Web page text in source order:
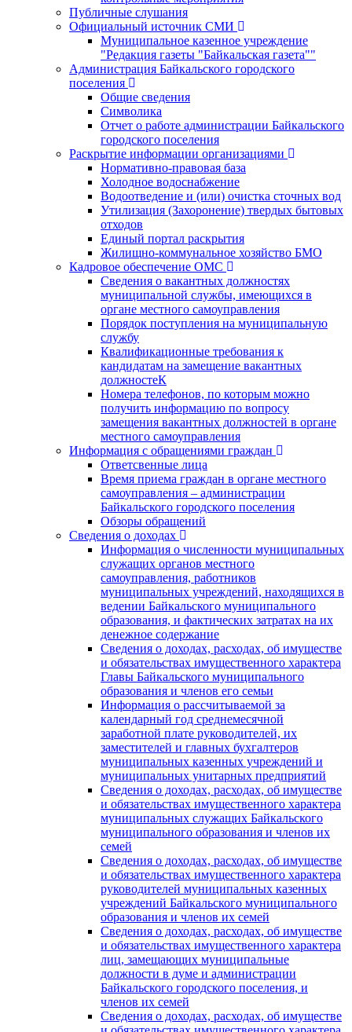
Публичные слушания
Официальный источник СМИ
Муниципальное казенное учреждение
"Редакция газеты "Байкальская газета""
Администрация Байкальского городского
поселения
Общие сведения
Символика
Отчет о работе администрации Байкальского
городского поселения
Раскрытие информации организациями
Нормативно-правовая база
Холодное водоснабжение
Водоотведение и (или) очистка сточных вод
Утилизация (Захоронение) твердых бытовых
отходов
Единый портал раскрытия
Жилищно-коммунальное хозяйство БМО
Кадровое обеспечение ОМС
Сведения о вакантных должностях
муниципальной службы, имеющихся в
органе местного самоуправления
Порядок поступления на муниципальную
службу
Квалификационные требования к
кандидатам на замещение вакантных
должностеК
Номера телефонов, по которым можно
получить информацию по вопросу
замещения вакантных должностей в органе
местного самоуправления
Информация с обращениями граждан
Ответсвенные лица
Время приема граждан в органе местного
самоуправления – администрации
Байкальского городского поселения
Обзоры обращений
Сведения о доходах
Информация о численности муниципальных
служащих органов местного
самоуправления, работников
муниципальных учреждений, находящихся в
ведении Байкальского муниципального
образования, и фактических затратах на их
денежное содержание
Сведения о доходах, расходах, об имуществе
и обязательствах имущественного характера
Главы Байкальского муниципального
образования и членов его семьи
Информация о рассчитываемой за
календарный год среднемесячной
заработной плате руководителей, их
заместителей и главных бухгалтеров
муниципальных казенных учреждений и
муниципальных унитарных предприятий
Сведения о доходах, расходах, об имуществе
и обязательствах имущественного характера
муниципальных служащих Байкальского
муниципального образования и членов их
семей
Сведения о доходах, расходах, об имуществе
и обязательствах имущественного характера
руководителей муниципальных казенных
учреждений Байкальского муниципального
образования и членов их семей
Сведения о доходах, расходах, об имуществе
и обязательствах имущественного характера
лиц, замещающих муниципальные
должности в думе и администрации
Байкальского городского поселения, и
членов их семей
Сведения о доходах, расходах, об имуществе